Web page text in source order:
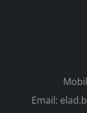
Email: